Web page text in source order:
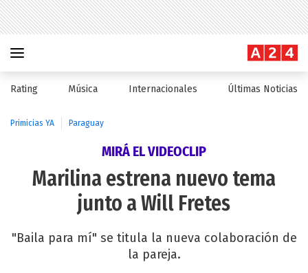
Rating Música Internacionales Últimas Noticias
Primicias YA Paraguay
MIRÁ EL VIDEOCLIP
Marilina estrena nuevo tema
junto a Will Fretes
"Baila para mí" se titula la nueva colaboración de
la pareja.